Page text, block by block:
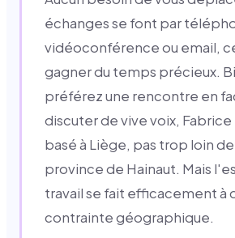
échanges se font par
vidéoconférence ou email,
gagner du temps précieux.
préférez une rencontre en
discuter de vive voix, Fabrice
basé à Liège, pas trop loin
province de Hainaut. Mais
travail se fait efficacement à
contrainte géographique.